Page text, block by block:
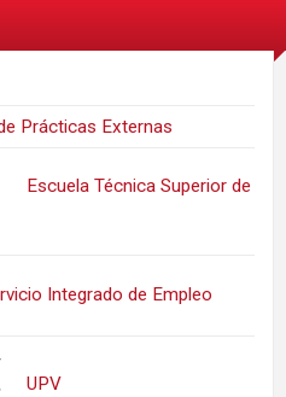
Prácticas Externas
Escuela Técnica Superior de
Integrado de Empleo
UPV